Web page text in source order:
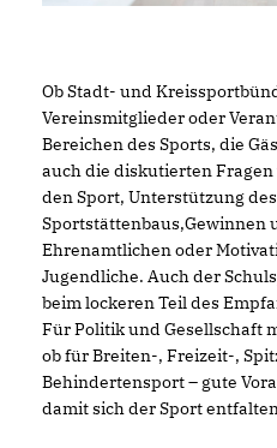
Ob Stadt- und
Vereinsmitglieder oder
Bereichen des Sports, die
auch die diskutierten
den Sport, Unterstützung des
Sportstättenbaus,Gewinnen
Ehrenamtlichen oder
Jugendliche. Auch der
beim lockeren Teil des
Für Politik und Gesellschaft
ob für Breiten-, Freizeit-,
Behindertensport – gute
damit sich der Sport